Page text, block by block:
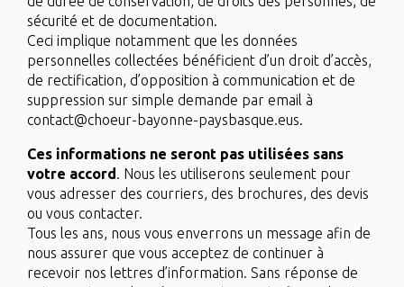
sécurité et de documentation.
Ceci implique notamment que les données
personnelles collectées bénéficient d’un droit d’accès,
de rectification, d’opposition à communication et de
suppression sur simple demande par email à
contact@choeur-bayonne-paysbasque.eus.
Ces informations ne seront pas utilisées sans
votre accord. Nous les utiliserons seulement pour
vous adresser des courriers, des brochures, des devis
ou vous contacter.
Tous les ans, nous vous enverrons un message afin de
nous assurer que vous acceptez de continuer à
recevoir nos lettres d’information. Sans réponse de